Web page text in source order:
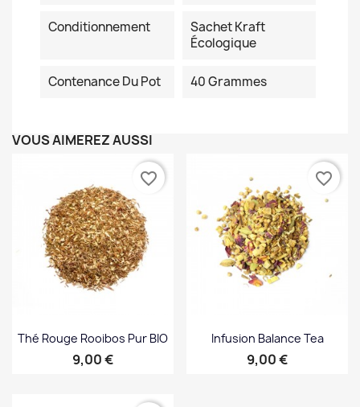
Conditionnement
Sachet Kraft
Écologique
Contenance Du Pot 40 Grammes
VOUS AIMEREZ AUSSI
Thé Rouge Rooibos Pur BIO
Prix
9,00 €
favorite_border
Infusion Balance Tea
Prix
9,00 €
favorite_border